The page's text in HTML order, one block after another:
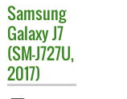
Samsung
Galaxy J7
(SM-J727U,
2017)